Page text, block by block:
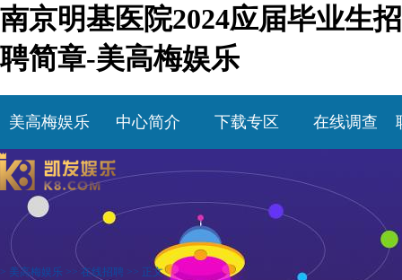
南京明基医院2024应届毕业生招
聘简章-美高梅娱乐
美高梅娱乐 中心简介 下载专区 在线调查
> 美高梅娱乐 >> 在线招聘 >> 正文